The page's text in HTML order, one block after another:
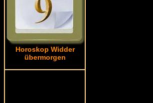
Horoskop Widder
übermorgen